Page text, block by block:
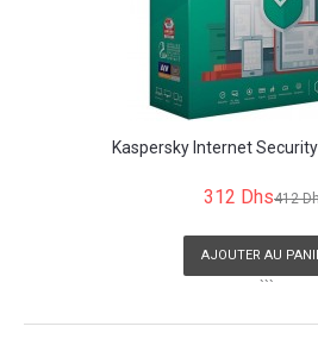
Kaspersky Internet
312 Dhs412
AJOUTER AU
```